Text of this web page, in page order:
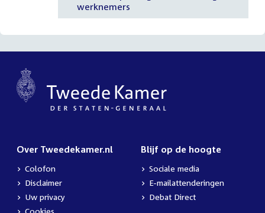
werknemers
Over Tweedekamer.nl
Colofon
Disclaimer
Uw privacy
Blijf op de hoogte
Sociale media
E-mailattenderingen
Debat Direct